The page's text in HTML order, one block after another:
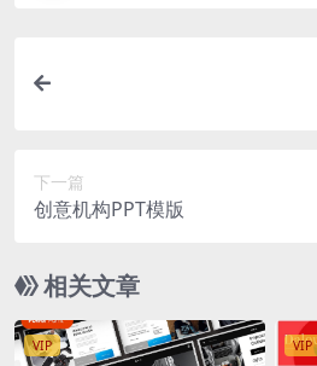
下一篇
创意机构PPT模版
相关文章
VIP VIP